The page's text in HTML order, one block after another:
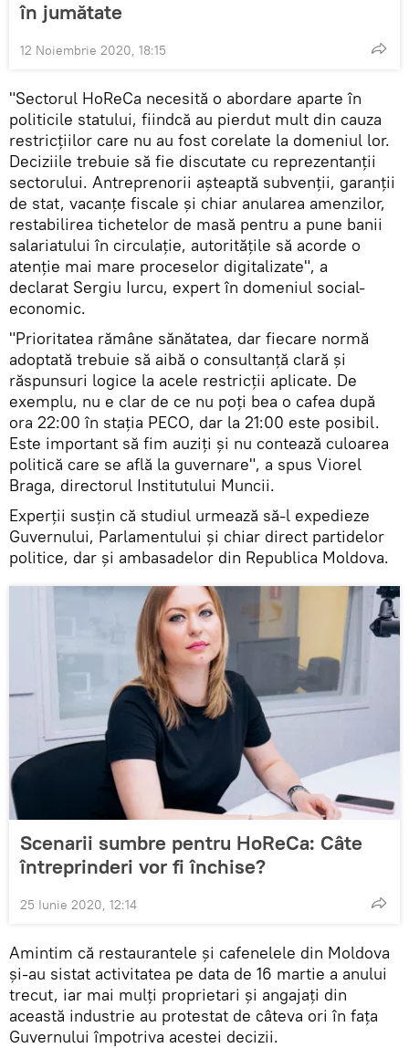
în jumătate
12 Noiembrie 2020, 18:15
"Sectorul HoReCa necesită o abordare aparte în
politicile statului, fiindcă au pierdut mult din cauza
restricțiilor care nu au fost corelate la domeniul lor.
Deciziile trebuie să fie discutate cu reprezentanții
sectorului. Antreprenorii așteaptă subvenții, garanții
de stat, vacanțe fiscale și chiar anularea amenzilor,
restabilirea tichetelor de masă pentru a pune banii
salariatului în circulație, autoritățile să acorde o
atenție mai mare proceselor digitalizate", a
declarat Sergiu Iurcu, expert în domeniul social-
economic.
"Prioritatea rămâne sănătatea, dar fiecare normă
adoptată trebuie să aibă o consultanță clară și
răspunsuri logice la acele restricții aplicate. De
exemplu, nu e clar de ce nu poți bea o cafea după
ora 22:00 în stația PECO, dar la 21:00 este posibil.
Este important să fim auziți și nu contează culoarea
politică care se află la guvernare", a spus Viorel
Braga, directorul Institutului Muncii.
Experții susțin că studiul urmează să-l expedieze
Guvernului, Parlamentului și chiar direct partidelor
politice, dar și ambasadelor din Republica Moldova.
Scenarii sumbre pentru HoReCa: Câte
întreprinderi vor fi închise?
25 Iunie 2020, 12:14
Amintim că restaurantele și cafenelele din Moldova
și-au sistat activitatea pe data de 16 martie a anului
trecut, iar mai mulți proprietari și angajați din
această industrie au protestat de câteva ori în fața
Guvernului împotriva acestei decizii.